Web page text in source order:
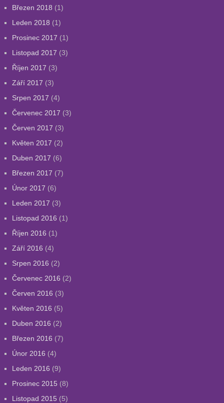
Březen 2018 (1)
Leden 2018 (1)
Prosinec 2017 (1)
Listopad 2017 (3)
Říjen 2017 (3)
Září 2017 (3)
Srpen 2017 (4)
Červenec 2017 (3)
Červen 2017 (3)
Květen 2017 (2)
Duben 2017 (6)
Březen 2017 (7)
Únor 2017 (6)
Leden 2017 (3)
Listopad 2016 (1)
Říjen 2016 (1)
Září 2016 (4)
Srpen 2016 (2)
Červenec 2016 (2)
Červen 2016 (3)
Květen 2016 (5)
Duben 2016 (2)
Březen 2016 (7)
Únor 2016 (4)
Leden 2016 (9)
Prosinec 2015 (8)
Listopad 2015 (5)